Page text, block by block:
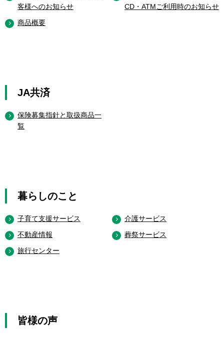
客様へのお知らせ
CD・ATMご利用時のお知らせ
商品概要
JA共済
保険募集指針と取扱商品一
覧
暮らしのこと
子育て支援サービス
介護サービス
不動産情報
葬祭サービス
旅行センター
皆様の声